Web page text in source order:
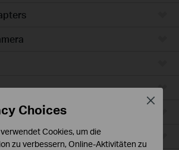
Choices
Cookies, um die
zu verbessern, Online-Aktivitäten zu
Close